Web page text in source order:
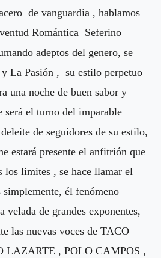
de vanguardia , hablamos
Romántica Seferino
adeptos del genero, se
La Pasión , su estilo perpetuo
una noche de buen sabor y
será el turno del imparable
de seguidores de su estilo,
estará presente el anfitrión que
los limites , se hace llamar el
él fenómeno
velada de grandes exponentes,
las nuevas voces de TACO
LAZARTE , POLO CAMPOS ,